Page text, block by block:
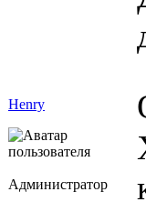
Henry
Администратор